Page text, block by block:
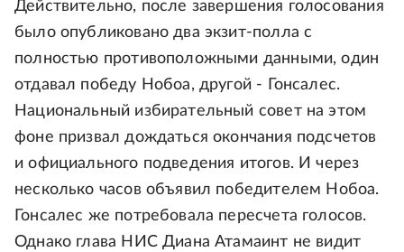
Действительно, после завершения голосования
было опубликовано два экзит-полла с
полностью противоположными данными, один
отдавал победу Нобоа, другой - Гонсалес.
Национальный избирательный совет на этом
фоне призвал дождаться окончания подсчетов
и официального подведения итогов. И через
несколько часов объявил победителем Нобоа.
Гонсалес же потребовала пересчета голосов.
Однако глава НИС Диана Атамаинт не видит